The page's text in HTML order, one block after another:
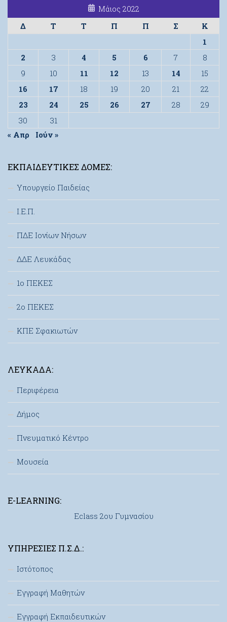
Μάιος 2022
Δ
Τ Τ Π Π Σ
Κ
1
2
3 4 5 6 7
8
9
10 11 12 13 14
15
16
17 18 19 20 21
22
23
24 25 26 27 28
29
30
31
« Απρ
Ιούν »
ΕΚΠΑΙΔΕΥΤΙΚΈΣ ΔΟΜΈΣ:
Υπουργείο Παιδείας
Ι.Ε.Π.
ΠΔΕ Ιονίων Νήσων
ΔΔΕ Λευκάδας
1ο ΠΕΚΕΣ
2ο ΠΕΚΕΣ
ΚΠΕ Σφακιωτών
ΛΕΥΚΆΔΑ:
Περιφέρεια
Δήμος
Πνευματικό Κέντρο
Μουσεία
E-LEARNING:
Eclass 2ου Γυμνασίου
ΥΠΗΡΕΣΊΕΣ Π.Σ.Δ.:
Ιστότοπος
Εγγραφή Μαθητών
Εγγραφή Εκπαιδευτικών